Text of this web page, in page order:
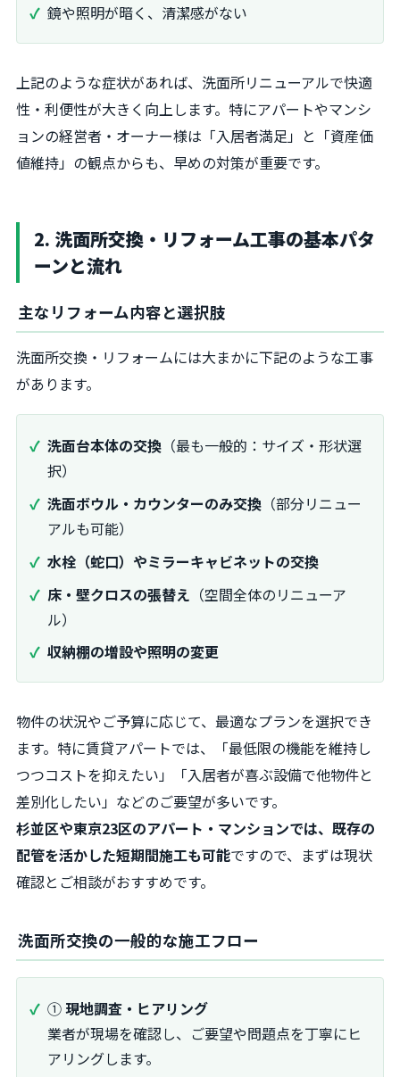
鏡や照明が暗く、清潔感がない
上記のような症状があれば、洗面所リニューアルで快適
性・利便性が大きく向上します。特にアパートやマンシ
ョンの経営者・オーナー様は「入居者満足」と「資産価
値維持」の観点からも、早めの対策が重要です。
2. 洗面所交換・リフォーム工事の基本パタ
ーンと流れ
主なリフォーム内容と選択肢
洗面所交換・リフォームには大まかに下記のような工事
があります。
洗面台本体の交換 （最も一般的：サイズ・形状選
択）
洗面ボウル・カウンターのみ交換 （部分リニュー
アルも可能）
水栓（蛇口）やミラーキャビネットの交換
床・壁クロスの張替え （空間全体のリニューア
ル）
収納棚の増設や照明の変更
物件の状況やご予算に応じて、最適なプランを選択でき
ます。特に賃貸アパートでは、「最低限の機能を維持し
つつコストを抑えたい」「入居者が喜ぶ設備で他物件と
差別化したい」などのご要望が多いです。
杉並区や東京23区のアパート・マンションでは、既存の
配管を活かした短期間施工も可能ですので、まずは現状
確認とご相談がおすすめです。
洗面所交換の一般的な施工フロー
①現地調査・ヒアリング
業者が現場を確認し、ご要望や問題点を丁寧にヒ
アリングします。